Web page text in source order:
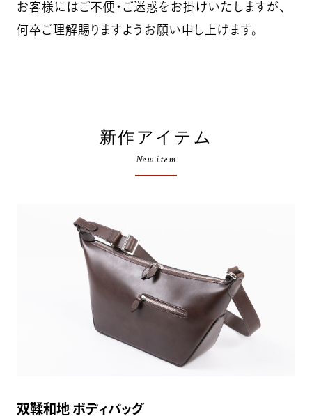
お客様にはご不便・ご迷惑をお掛けいたしますが、
何卒ご理解賜りますようお願い申し上げます。
新作アイテム
New item
双鞣和地 ボディバッグ